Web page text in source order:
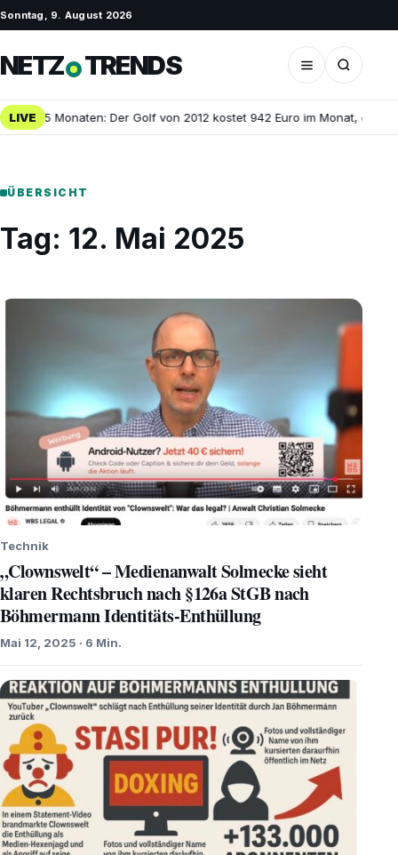
Sonntag, 9. August 2026
NETZ TRENDS
LIVEin 25 Monaten: Der Golf von 2012 kostet 942 Euro im Monat, der
ÜBERSICHT
Tag: 12. Mai 2025
Technik
„Clownswelt“ – Medienanwalt Solmecke sieht
klaren Rechtsbruch nach §126a StGB nach
Böhmermann Identitäts-Enthüllung
Mai 12, 2025 · 6 Min.